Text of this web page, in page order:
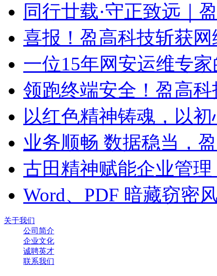
同行廿载·守正致远｜
喜报！盈高科技斩获
一位15年网安运维专
领跑终端安全！盈高
以红色精神铸魂，以
业务顺畅 数据稳当，
古田精神赋能企业管
Word、PDF 暗藏窃密
关于我们
公司简介
企业文化
诚聘英才
联系我们